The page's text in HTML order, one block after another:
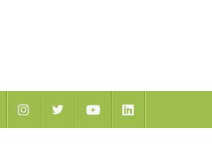
Facebook YoutubeLinkedIn